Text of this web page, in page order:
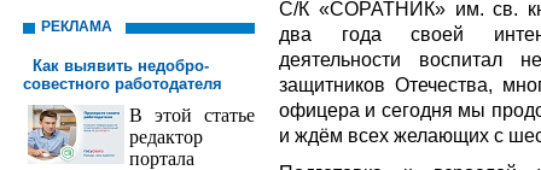
РЕКЛАМА
Как выявить недобро­
совестного работодателя
В этой статье
редактор
порта­ла
С/К «СОРАТНИК» им. св.
два года своей
деятельности воспитал
защитников Отечества,
офицера и сегодня мы
и ждём всех желающих с